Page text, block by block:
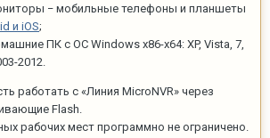
− мобильные телефоны и планшеты
и iOS;
ПК с ОС Windows x86-x64: XP, Vista, 7,
2012.
работать с «Линия MicroNVR» через
Flash.
рабочих мест программно не ограничено.